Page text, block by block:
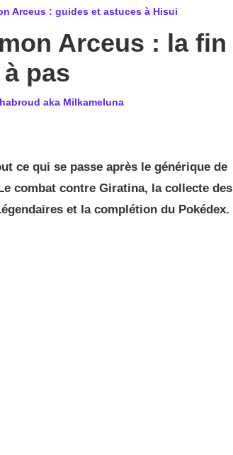
Arceus : guides et astuces à Hisui
Arceus : la fin
pas
aka Milkameluna
ce qui se passe après le générique de
combat contre Giratina, la collecte des
et la complétion du Pokédex.